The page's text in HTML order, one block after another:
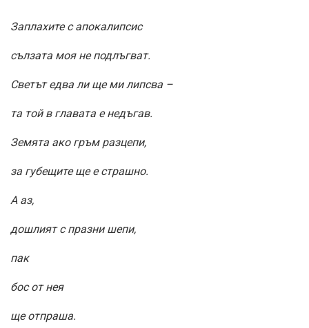
Заплахите с апокалипсис
сълзата моя не подлъгват.
Светът едва ли ще ми липсва –
та той в главата е недъгав.
Земята ако гръм разцепи,
за губещите ще е страшно.
А аз,
дошлият с празни шепи,
пак
бос от нея
ще отпраша.